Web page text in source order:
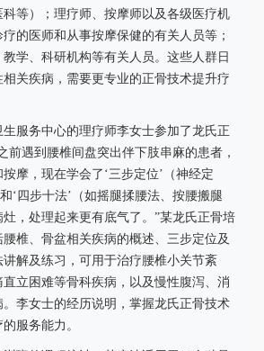
等）；理疗师、按摩师以及各级医疗机
的医师和从事按摩保健的有关人员等；
学、科研机构等有关人员。这些人群日
关疾病，需要更专业的正骨技术提升疗
服务中心的理疗师李女士参加了龙氏正
前遇到腰椎间盘突出伴下肢串麻的患者，
摩，现在学会了‘三步定位’（神经定
‘四步十法’（如摇腿揉腰法、按腰搬腿
，处理起来更有底气了。”某龙氏正骨培
椎、骨盆相关疾病的概述、三步定位及
解及练习，可用于治疗腰椎小关节紊
立困难等骨科疾病，以及慢性腹泻、消
李女士的经历说明，掌握龙氏正骨技术
服务能力。